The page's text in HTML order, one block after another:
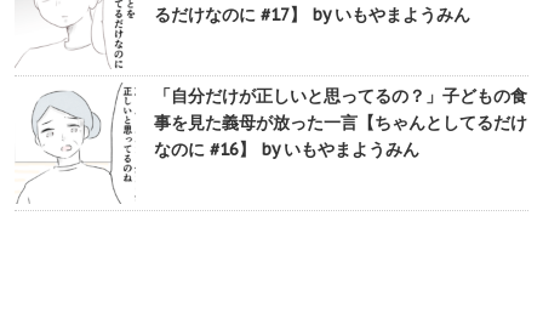
るだけなのに #17】 by いもやまようみん
「自分だけが正しいと思ってるの？」子どもの食
事を見た義母が放った一言【ちゃんとしてるだけ
なのに #16】 by いもやまようみん